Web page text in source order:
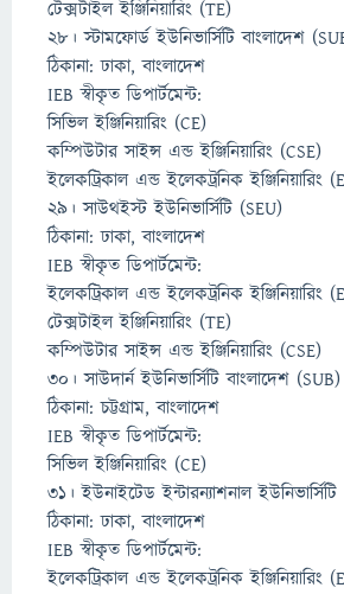
টেক্সটাইল ইঞ্জিনিয়ারিং (TE)
২৮। স্টামফোর্ড ইউনিভার্সিটি বাংলাদেশ
ঠিকানা: ঢাকা, বাংলাদেশ
IEB স্বীকৃত ডিপার্টমেন্ট:
সিভিল ইঞ্জিনিয়ারিং (CE)
কম্পিউটার সাইন্স এন্ড ইঞ্জিনিয়ারিং (CSE)
ইলেকট্রিকাল এন্ড ইলেকট্রনিক ইঞ্জিনিয়ারিং
২৯। সাউথইস্ট ইউনিভার্সিটি (SEU)
ঠিকানা: ঢাকা, বাংলাদেশ
IEB স্বীকৃত ডিপার্টমেন্ট:
ইলেকট্রিকাল এন্ড ইলেকট্রনিক ইঞ্জিনিয়ারিং
টেক্সটাইল ইঞ্জিনিয়ারিং (TE)
কম্পিউটার সাইন্স এন্ড ইঞ্জিনিয়ারিং (CSE)
৩০। সাউদার্ন ইউনিভার্সিটি বাংলাদেশ (SUB)
ঠিকানা: চট্টগ্রাম, বাংলাদেশ
IEB স্বীকৃত ডিপার্টমেন্ট:
সিভিল ইঞ্জিনিয়ারিং (CE)
৩১। ইউনাইটেড ইন্টারন্যাশনাল
ঠিকানা: ঢাকা, বাংলাদেশ
IEB স্বীকৃত ডিপার্টমেন্ট:
ইলেকট্রিকাল এন্ড ইলেকট্রনিক ইঞ্জিনিয়ারিং